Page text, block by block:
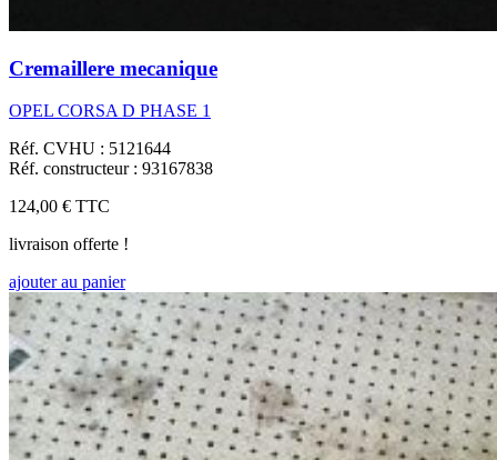
Cremaillere mecanique
OPEL CORSA D PHASE 1
Réf. CVHU : 5121644
Réf. constructeur : 93167838
124,00 € TTC
livraison offerte !
ajouter au panier